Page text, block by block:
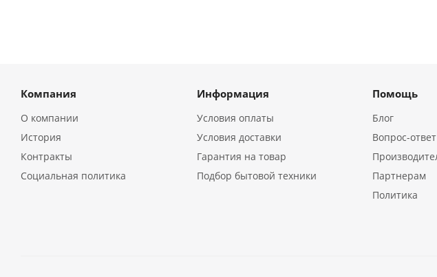
Компания
О компании
История
Контракты
Социальная политика
Информация
Условия оплаты
Условия доставки
Гарантия на товар
Подбор бытовой техники
Помощь
Блог
Вопрос-ответ
Партнерам
Политика